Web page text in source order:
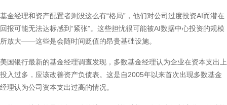
基金经理和资产配置者则没这么有“格局”，他们对公司过度投资AI而潜在
回报可能无法达标感到“紧张”。这些担忧很可能被AI数据中心投资的规模
所放大——这些是会随时间贬值的昂贵基础设施。
美国银行最新的基金经理调查发现，多数基金经理认为企业在资本支出上
投入过多，应该改善资产负债表。这是自2005年以来首次出现多数基金
经理认为公司资本支出过高的情况。